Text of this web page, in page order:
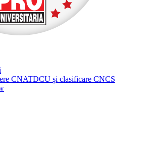
CNATDCU și clasificare CNCS